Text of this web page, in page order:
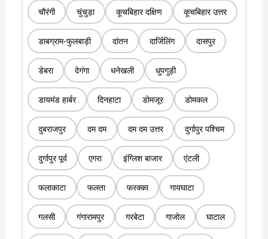
चौरंगी चुंचुड़ा कूचबिहार दक्षिण कूचबिहार उत्तर
डाबग्राम-फुलबाड़ी दांतन दार्जिलिंग दासपुर
डेबरा देगंगा धनेखली धुपगुड़ी
डायमंड हार्बर दिनहाटा डोमजूर डोमकल
दुबराजपुर दम दम दम दम उत्तर दुर्गापुर पश्चिम
दुर्गापुर पूर्व एगरा इंग्लिश बाजार एंटली
फलाकाटा फलता फरक्का गायघाटा
गलसी गंगारामपुर गरबेटा गाजोल घाटाल